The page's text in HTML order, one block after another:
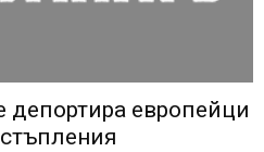
европейци